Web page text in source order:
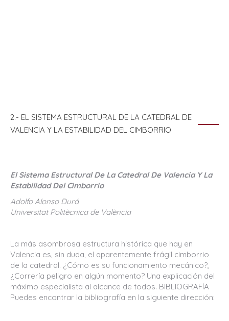
2.- EL SISTEMA ESTRUCTURAL DE LA CATEDRAL DE
VALENCIA Y LA ESTABILIDAD DEL CIMBORRIO
El Sistema Estructural De La Catedral De Valencia Y La
Estabilidad Del Cimborrio
Adolfo Alonso Durá
Universitat Politècnica de València
La más asombrosa estructura histórica que hay en
Valencia es, sin duda, el aparentemente frágil cimborrio
de la catedral. ¿Cómo es su funcionamiento mecánico?,
¿Correría peligro en algún momento? Una explicación del
máximo especialista al alcance de todos. BIBLIOGRAFÍA
Puedes encontrar la bibliografía en la siguiente dirección: